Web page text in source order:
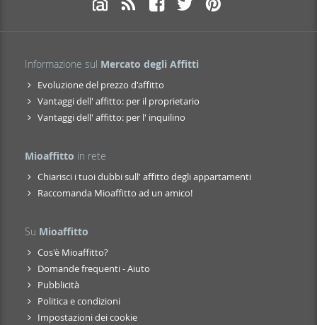
Informazione sul Mercato degli Affitti
Evoluzione del prezzo d'affitto
Vantaggi dell' affitto: per il proprietario
Vantaggi dell' affitto: per l' inquilino
Mioaffitto in rete
Chiarisci i tuoi dubbi sull' affitto degli appartamenti
Raccomanda Mioaffitto ad un amico!
Su Mioaffitto
Cos'è Mioaffitto?
Domande frequenti - Aiuto
Pubblicità
Politica e condizioni
Impostazioni dei cookie